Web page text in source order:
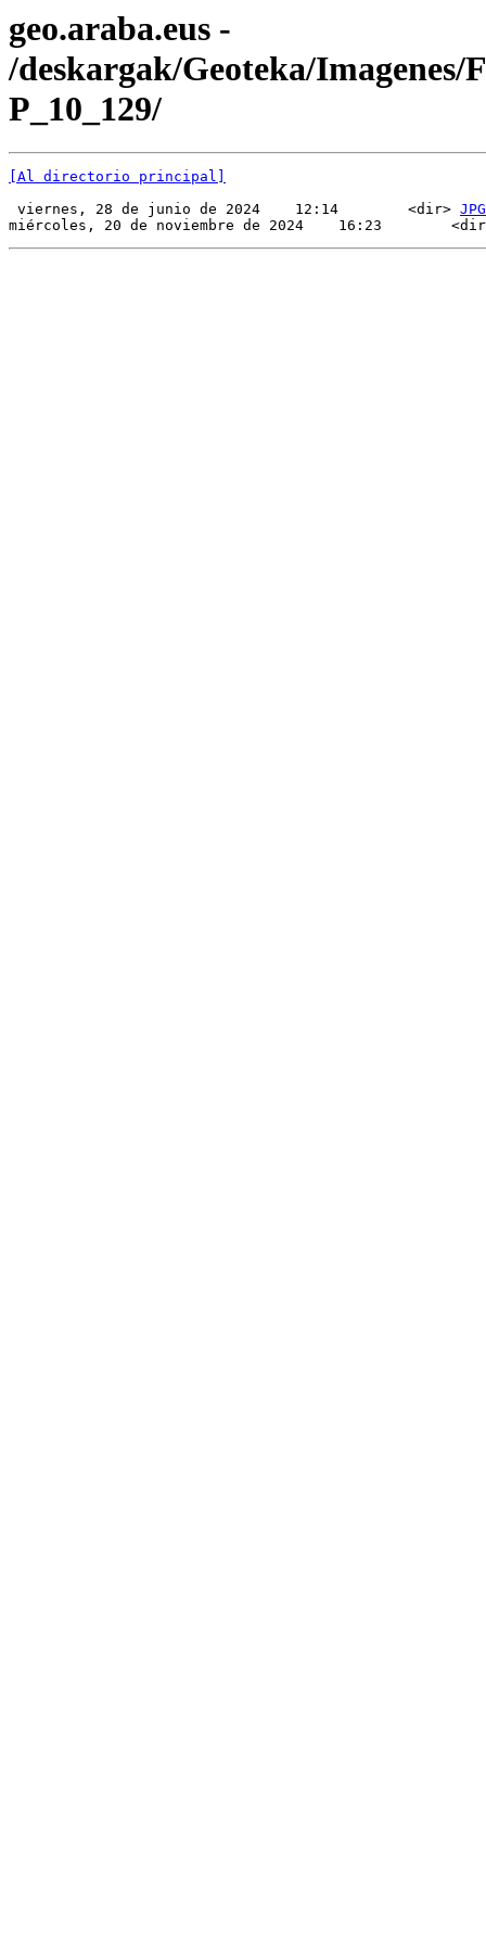
geo.araba.eus -
/deskargak/Geoteka/Imagenes/
P_10_129/
[Al directorio principal]
viernes, 28 de junio de 2024    12:14        <dir> JPG
miércoles, 20 de noviembre de 2024    16:23